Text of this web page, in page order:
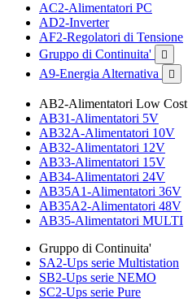
AC2-Alimentatori PC
AD2-Inverter
AF2-Regolatori di Tensione
Gruppo di Continuita'

A9-Energia Alternativa 
AB2-Alimentatori Low Cost
AB31-Alimentatori 5V
AB32A-Alimentatori 10V
AB32-Alimentatori 12V
AB33-Alimentatori 15V
AB34-Alimentatori 24V
AB35A1-Alimentatori 36V
AB35A2-Alimentatori 48V
AB35-Alimentatori MULTI
Gruppo di Continuita'
SA2-Ups serie Multistation
SB2-Ups serie NEMO
SC2-Ups serie Pure